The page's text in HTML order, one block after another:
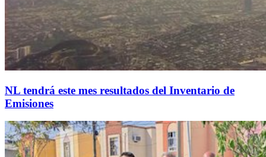
NL tendrá este mes resultados del Inventario de
Emisiones